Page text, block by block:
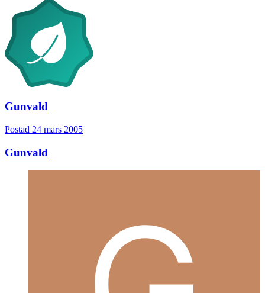
Gunvald
Postad 24 mars 2005
Gunvald